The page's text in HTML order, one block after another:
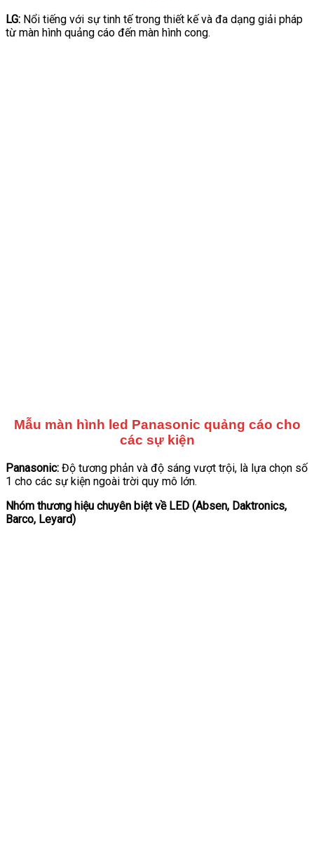
LG: Nổi tiếng với sự tinh tế trong thiết kế và đa dạng giải pháp
từ màn hình quảng cáo đến màn hình cong.
Mẫu màn hình led Panasonic quảng cáo cho
các sự kiện
Panasonic: Độ tương phản và độ sáng vượt trội, là lựa chọn số
1 cho các sự kiện ngoài trời quy mô lớn.
Nhóm thương hiệu chuyên biệt về LED (Absen, Daktronics,
Barco, Leyard)